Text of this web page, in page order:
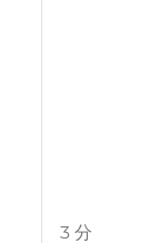
3 分